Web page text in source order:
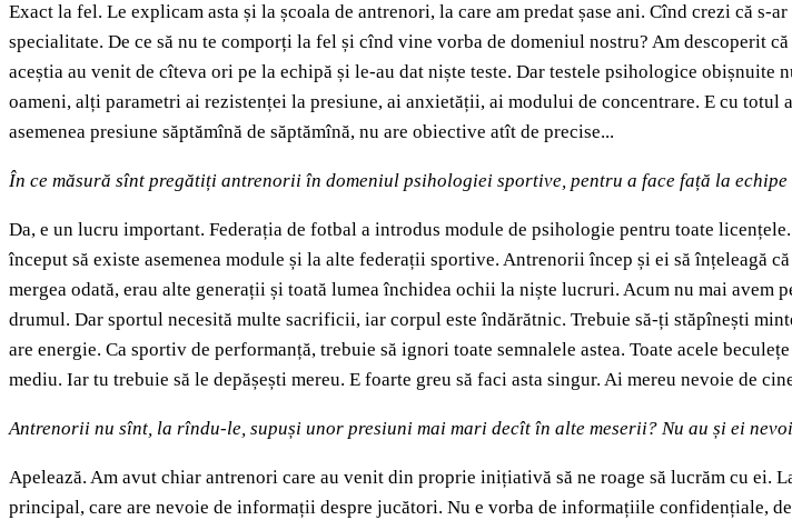
Exact la fel. Le explicam asta și la școala de antrenori, la care am predat șase ani. Cînd crezi că
specialitate. De ce să nu te comporți la fel și cînd vine vorba de domeniul nostru? Am descoperit
aceștia au venit de cîteva ori pe la echipă și le-au dat niște teste. Dar testele psihologice
oameni, alți parametri ai rezistenței la presiune, ai anxietății, ai modului de concentrare. E cu
asemenea presiune săptămînă de săptămînă, nu are obiective atît de precise...
În ce măsură sînt pregătiți antrenorii în domeniul psihologiei sportive, pentru a face față la
Da, e un lucru important. Federația de fotbal a introdus module de psihologie pentru toate
început să existe asemenea module și la alte federații sportive. Antrenorii încep și ei să
mergea odată, erau alte generații și toată lumea închidea ochii la niște lucruri. Acum nu mai
drumul. Dar sportul necesită multe sacrificii, iar corpul este îndărătnic. Trebuie să-ți stăpînești
are energie. Ca sportiv de performanță, trebuie să ignori toate semnalele astea. Toate acele
mediu. Iar tu trebuie să le depășești mereu. E foarte greu să faci asta singur. Ai mereu nevoie de
Antrenorii nu sînt, la rîndu-le, supuși unor presiuni mai mari decît în alte meserii? Nu au și ei
Apelează. Am avut chiar antrenori care au venit din proprie inițiativă să ne roage să lucrăm cu ei.
principal, care are nevoie de informații despre jucători. Nu e vorba de informațiile confidențiale,